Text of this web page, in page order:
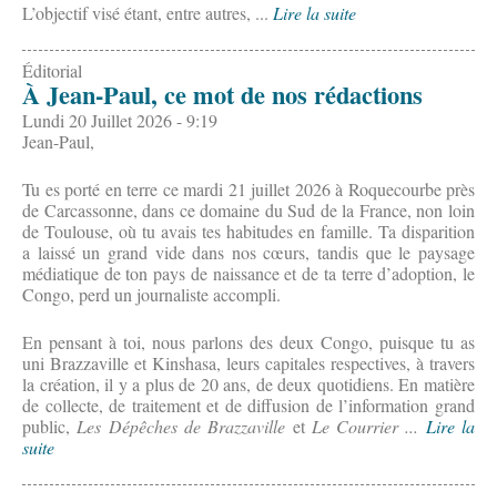
L’objectif visé étant, entre autres, ... Lire la suite
Éditorial
À Jean-Paul, ce mot de nos rédactions
Lundi 20 Juillet 2026 - 9:19
Jean-Paul,
Tu es porté en terre ce mardi 21 juillet 2026 à Roquecourbe près
de Carcassonne, dans ce domaine du Sud de la France, non loin
de Toulouse, où tu avais tes habitudes en famille. Ta disparition
a laissé un grand vide dans nos cœurs, tandis que le paysage
médiatique de ton pays de naissance et de ta terre d’adoption, le
Congo, perd un journaliste accompli.
En pensant à toi, nous parlons des deux Congo, puisque tu as
uni Brazzaville et Kinshasa, leurs capitales respectives, à travers
la création, il y a plus de 20 ans, de deux quotidiens. En matière
de collecte, de traitement et de diffusion de l’information grand
public, Les Dépêches de Brazzaville et Le Courrier ... Lire la
suite